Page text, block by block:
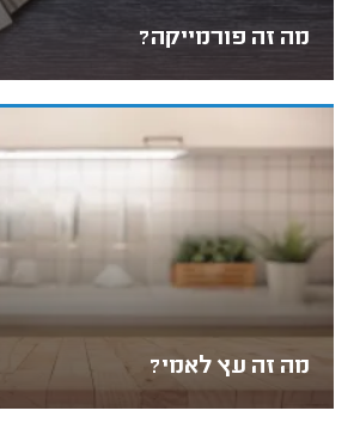
מה זה פורמייקה?
מה זה עץ לאמי?